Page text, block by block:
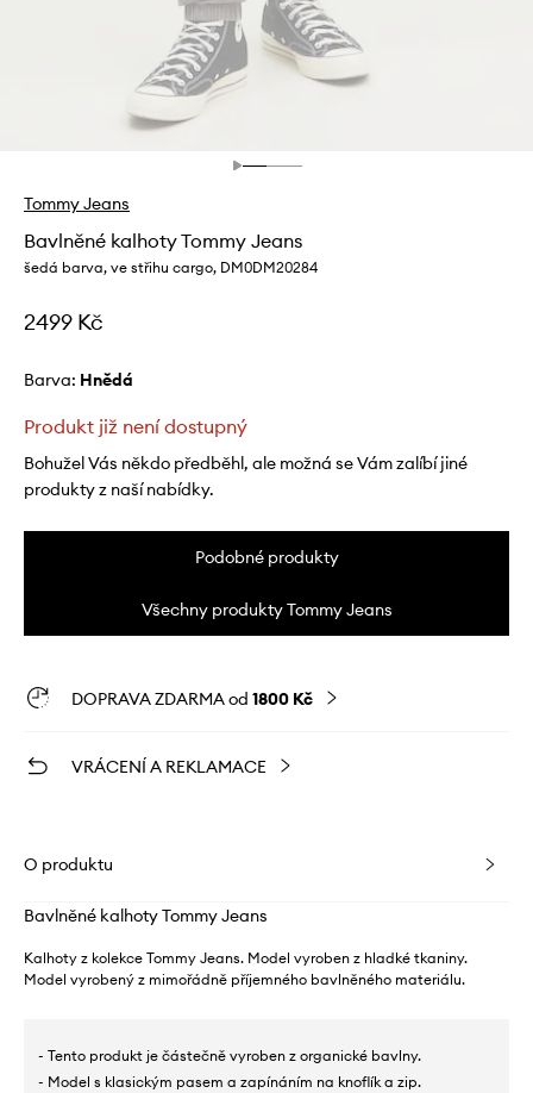
Tommy Jeans
Bavlněné kalhoty Tommy Jeans
šedá barva, ve střihu cargo, DM0DM20284
2499 Kč
Barva: hnědá
Produkt již není dostupný
Bohužel Vás někdo předběhl, ale možná se Vám zalíbí jiné
produkty z naší nabídky.
Podobné produkty
Všechny produkty Tommy Jeans
DOPRAVA ZDARMA od 1800 Kč
VRÁCENÍ A REKLAMACE
O produktu
Bavlněné kalhoty Tommy Jeans
Kalhoty z kolekce Tommy Jeans. Model vyroben z hladké tkaniny.
Model vyrobený z mimořádně příjemného bavlněného materiálu.
- Tento produkt je částečně vyroben z organické bavlny.
- Model s klasickým pasem a zapínáním na knoflík a zip.